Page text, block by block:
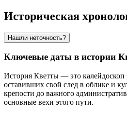
Историческая
Нашли неточность?
Ключевые даты в истории
История Кветты — это калейдоскоп
оставивших свой след в облике и
крепости до важного
основные вехи этого пути.